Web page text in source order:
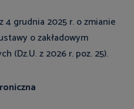
4 grudnia 2025 r. o zmianie
o zakładowym
(Dz.U. z 2026 r. poz. 25).